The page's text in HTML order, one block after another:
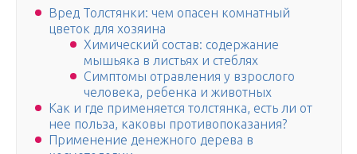
Вред Толстянки: чем опасен комнатный
цветок для хозяина
Химический состав: содержание
мышьяка в листьях и стеблях
Симптомы отравления у взрослого
человека, ребенка и животных
Как и где применяется толстянка, есть ли от
нее польза, каковы противопоказания?
Применение денежного дерева в